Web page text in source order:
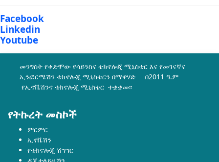
Facebook
Linkedin
Youtube
መንግስት የቀድሞው የሳይንስና ቴክኖሎጂ ሚኒስቴር እና የመገናኛና
ኢንፎርሜሽን ቴክኖሎጂ ሚኒስቴርን በማዋሃድ በ2011 ዓ.ም
የኢኖቬሽንና ቴክኖሎጂ ሚኒስቴር ተቋቋመ፡፡
ምርምር
ኢኖቬሽን
የቴክኖሎጂ ሽግግር
ዲጂታላይዜሽን